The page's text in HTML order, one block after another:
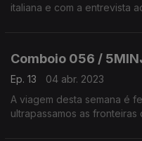
italiana e com a entrevista
Comboio 056 /
Ep. 13
04 abr. 2023
A viagem desta semana é
ultrapassamos as